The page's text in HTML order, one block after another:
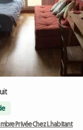
Privée Chez L.habitant